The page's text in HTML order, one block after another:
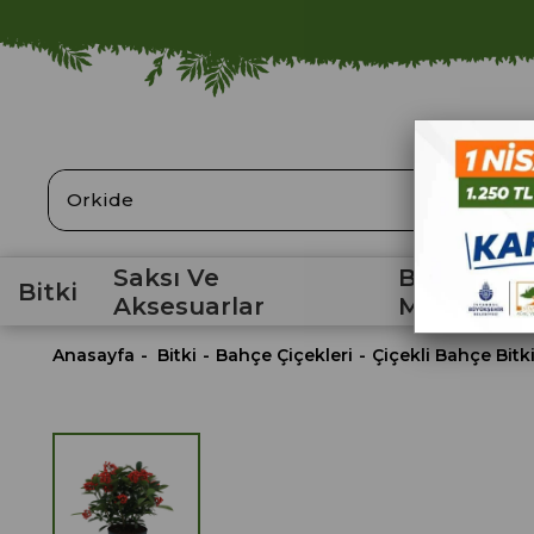
ARA
Bitki
Saksı Ve
Aksesuarlar
Bahçe
Anasayfa Bitki Bahçe Çiçekleri Çiçekli Bahçe